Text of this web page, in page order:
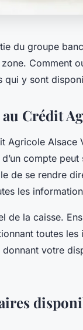
du groupe
Comment
qui y sont
Crédit
Agricole Alsace
compte
de se rendre
les
de la caisse.
toutes
votre